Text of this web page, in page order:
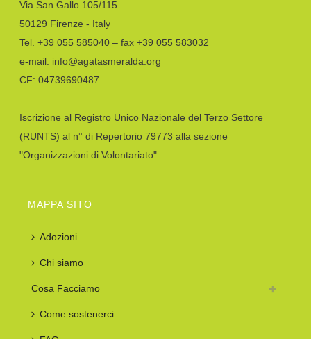
Via San Gallo 105/115
50129 Firenze - Italy
Tel. +39 055 585040 – fax +39 055 583032
e-mail: info@agatasmeralda.org
CF: 04739690487
Iscrizione al Registro Unico Nazionale del Terzo Settore
(RUNTS) al n° di Repertorio 79773 alla sezione
"Organizzazioni di Volontariato"
MAPPA SITO
Adozioni
Chi siamo
Cosa Facciamo
Come sostenerci